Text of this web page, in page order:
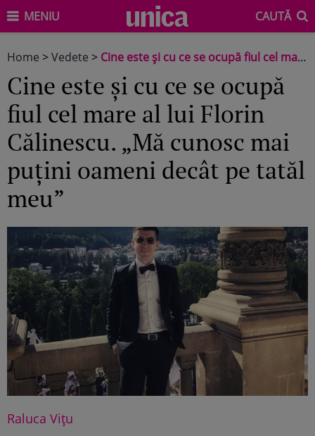
MENIU CAUTĂ
Home >Vedete > Cine este și cu ce se ocupă fiul cel mare al lui Florin Călinescu. „Mă cunosc mai puțini oameni decât pe tatăl meu”
Cine este și cu ce se ocupă
fiul cel mare al lui Florin
Călinescu. „Mă cunosc mai
puțini oameni decât pe tatăl
meu”
Raluca Vițu